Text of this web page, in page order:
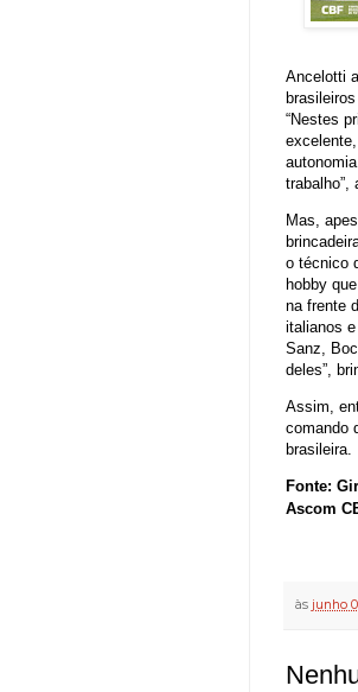
Ancelotti
“Nestes
trabalho”,
Mas,
o técnico
hobby
na frente
italianos
Sanz,
deles”,
Assim,
comando
brasileira.
Fonte:
Ascom
às junho